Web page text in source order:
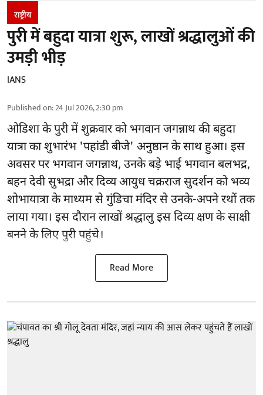
राष्ट्रीय
पुरी में बहुदा यात्रा शुरू, लाखों श्रद्धालुओं की
उमड़ी भीड़
IANS
Published on:24 Jul 2026, 2:30 pm
ओडिशा के पुरी में शुक्रवार को भगवान जगन्नाथ की बहुदा
यात्रा का शुभारंभ 'पहांडी बीजे' अनुष्ठान के साथ हुआ। इस
अवसर पर भगवान जगन्नाथ, उनके बड़े भाई भगवान बलभद्र,
बहन देवी सुभद्रा और दिव्य आयुध चक्रराज सुदर्शन को भव्य
शोभायात्रा के माध्यम से गुंडिचा मंदिर से उनके-अपने रथों तक
लाया गया। इस दौरान लाखों श्रद्धालु इस दिव्य क्षण के साक्षी
बनने के लिए पुरी पहुंचे।
Read More